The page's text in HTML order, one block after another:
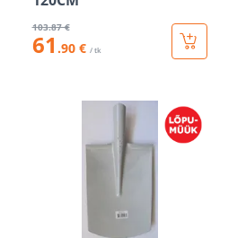
103.87 €
61 .90 € / tk